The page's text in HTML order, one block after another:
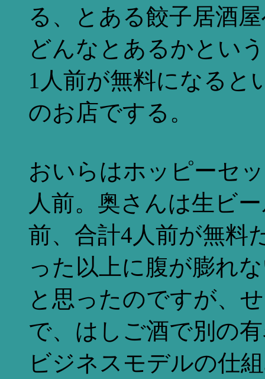
る、とある餃子居酒
どんなとあるかとい
1人前が無料になると
のお店でする。
おいらはホッピーセ
人前。奥さんは生ビ
前、合計4人前が無料
った以上に腹が膨れ
と思ったのですが、
で、はしご酒で別の
ビジネスモデルの仕